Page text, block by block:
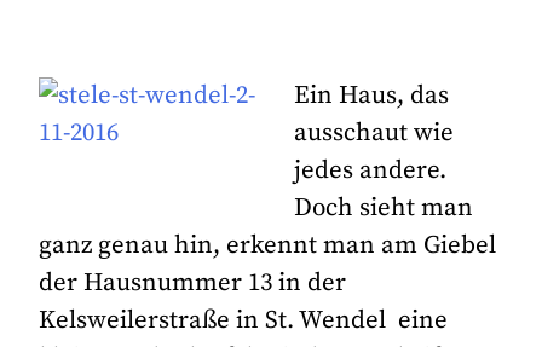
Ein Haus, das
ausschaut wie
jedes andere.
Doch sieht man
ganz genau hin, erkennt man am Giebel
der Hausnummer 13 in der
Kelsweilerstraße in St. Wendel eine